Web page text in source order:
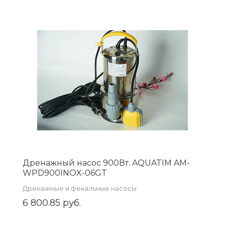
Дренажный насос 900Вт. AQUATIM AM-
WPD900INOX-06GT
Дренажные и фекальные насосы
6 800.85 руб.